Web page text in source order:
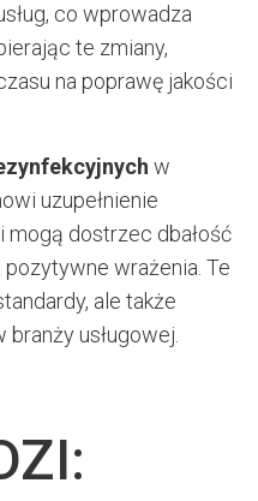
co wprowadza
te zmiany,
na poprawę jakości
w
uzupełnienie
mogą dostrzec dbałość
wrażenia. Te
ale także
usługowej.